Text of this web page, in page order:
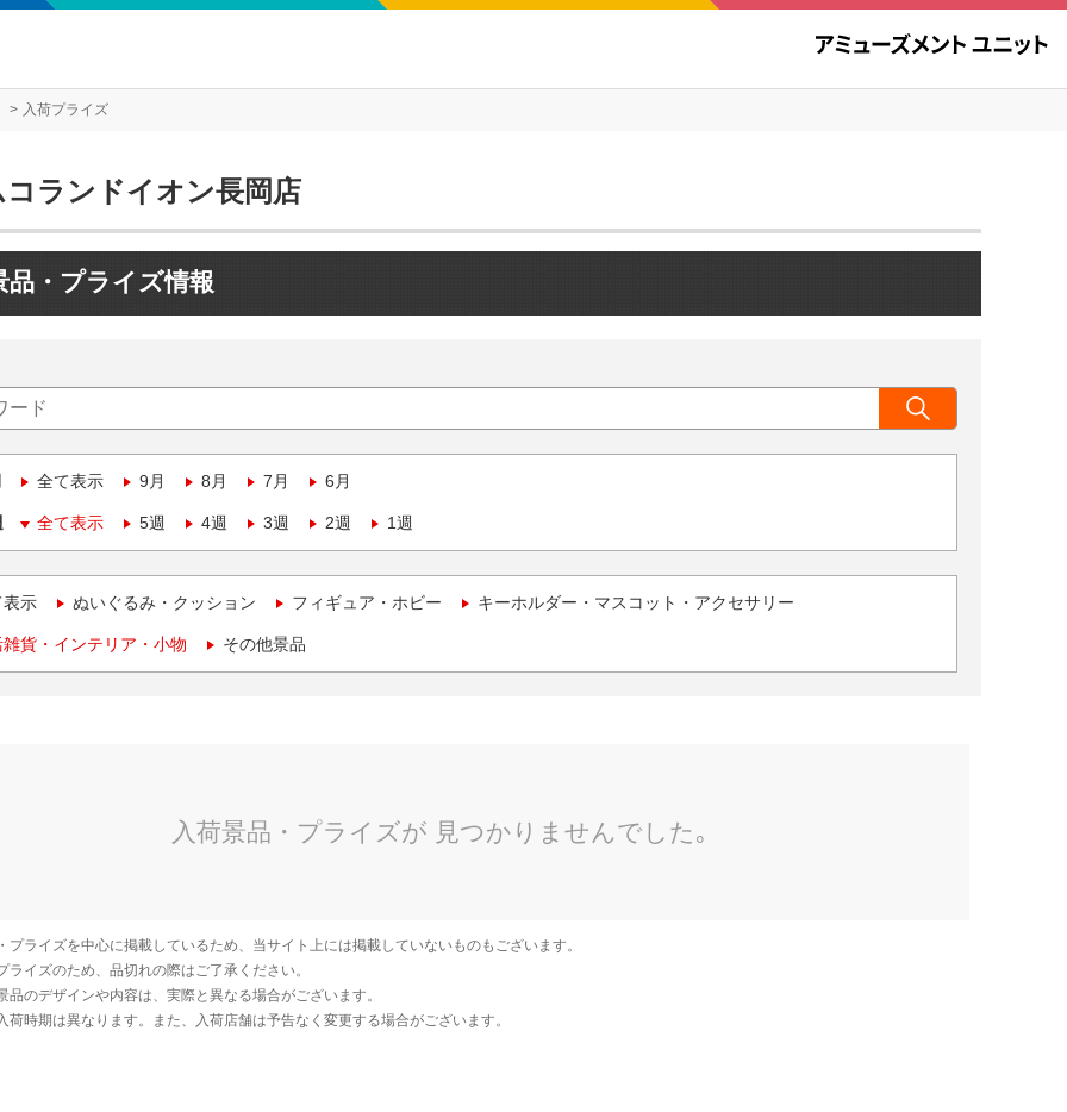
入荷プライズ
ランドイオン長岡店
品・プライズ情報
全て表示 9月 8月 7月 6月
全て表示 5週 4週 3週 2週 1週
表示 ぬいぐるみ・クッション フィギュア・ホビー キーホルダー・マスコット・アクセサリー
貨・インテリア・小物 その他景品